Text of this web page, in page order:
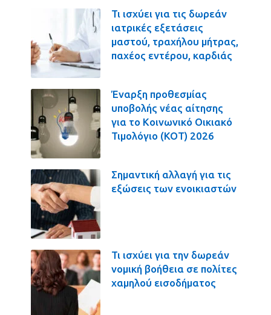
Τι ισχύει για τις δωρεάν
ιατρικές εξετάσεις
μαστού, τραχήλου μήτρας,
παχέος εντέρου, καρδιάς
Έναρξη προθεσμίας
υποβολής νέας αίτησης
για το Κοινωνικό Οικιακό
Τιμολόγιο (ΚΟΤ) 2026
Σημαντική αλλαγή για τις
εξώσεις των ενοικιαστών
Τι ισχύει για την δωρεάν
νομική βοήθεια σε πολίτες
χαμηλού εισοδήματος